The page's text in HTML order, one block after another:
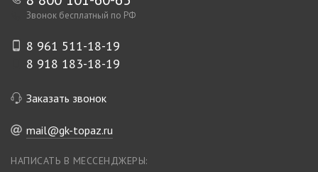
Звонок бесплатный по РФ
8 961 511-18-19
8 918 183-18-19
Заказать звонок
mail@gk-topaz.ru
НАПИСАТЬ В МЕССЕНДЖЕРЫ: